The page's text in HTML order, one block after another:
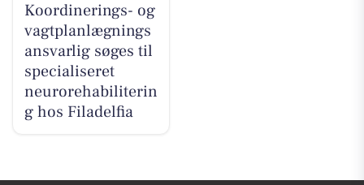
Koordinerings- og
vagtplanlægnings
ansvarlig søges til
specialiseret
neurorehabiliterin
g hos Filadelfia